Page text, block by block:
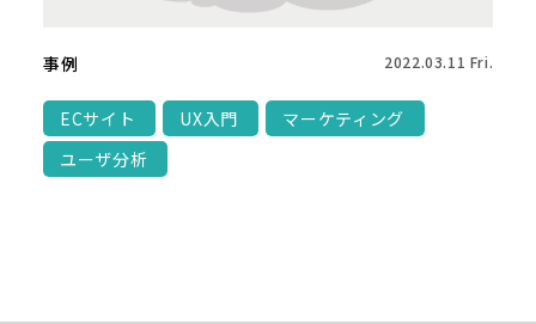
事例 2022.03.11 Fri.
ECサイト UX入門
マーケティング
ユーザ分析